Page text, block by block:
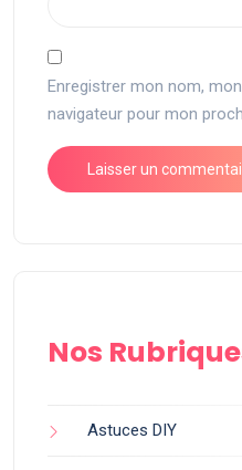
Enregistrer mon nom,
navigateur pour mon
Nos
Astuces DIY